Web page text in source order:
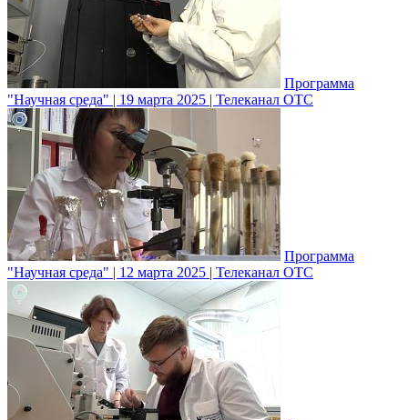
Программа
"Научная среда" | 19 марта 2025 | Телеканал ОТС
Программа
"Научная среда" | 12 марта 2025 | Телеканал ОТС